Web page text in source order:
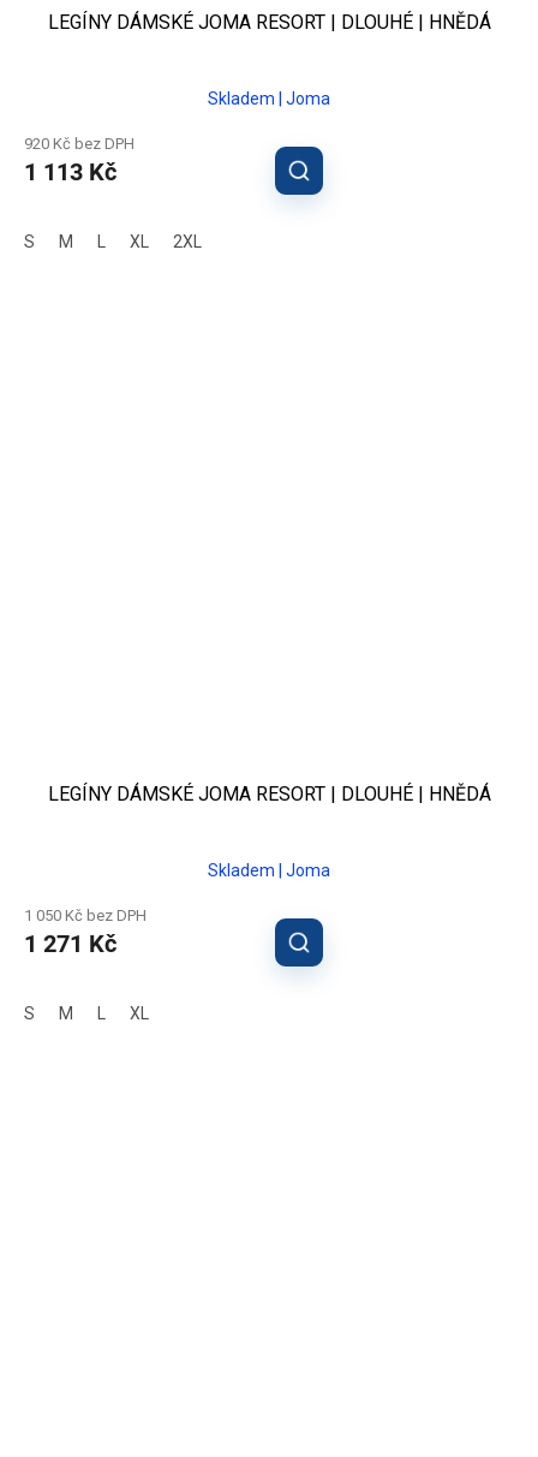
LEGÍNY DÁMSKÉ JOMA RESORT | DLOUHÉ | HNĚDÁ
Skladem | Joma
920 Kč bez DPH
1 113 Kč
S M XL 2XL
LEGÍNY DÁMSKÉ JOMA RESORT | DLOUHÉ | HNĚDÁ
Skladem | Joma
1 050 Kč bez DPH
1 271 Kč
S M XL